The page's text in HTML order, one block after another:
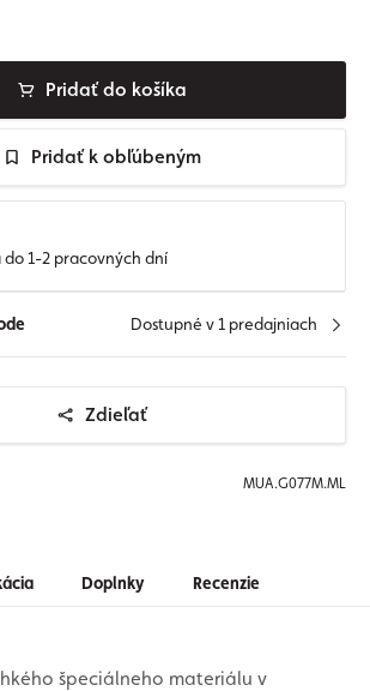
Pridať do košíka
Pridať k obľúbeným
do 1-2 pracovných dní
Dostupné v 1 predajniach
Zdieľať
MUA.G077M.ML
Doplnky Recenzie
špeciálneho materiálu v